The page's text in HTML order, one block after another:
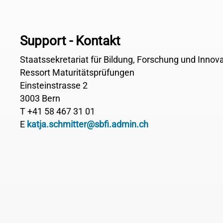
Support - Kontakt
Staatssekretariat für Bildung, Forschung und
Ressort Maturitätsprüfungen
Einsteinstrasse 2
3003 Bern
T +41 58 467 31 01
E katja.schmitter@sbfi.admin.ch